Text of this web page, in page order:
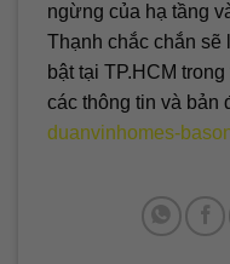
ngừng của hạ tầng
Thạnh chắc chắn sẽ
bật tại TP.HCM
các thông tin và bản
duanvinhomes-